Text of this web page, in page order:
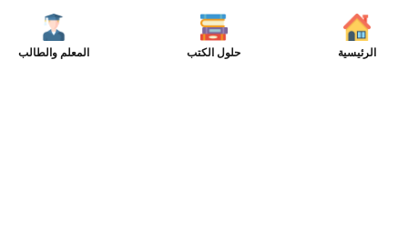
الرئيسية حلول الكتب المعلم والطالب